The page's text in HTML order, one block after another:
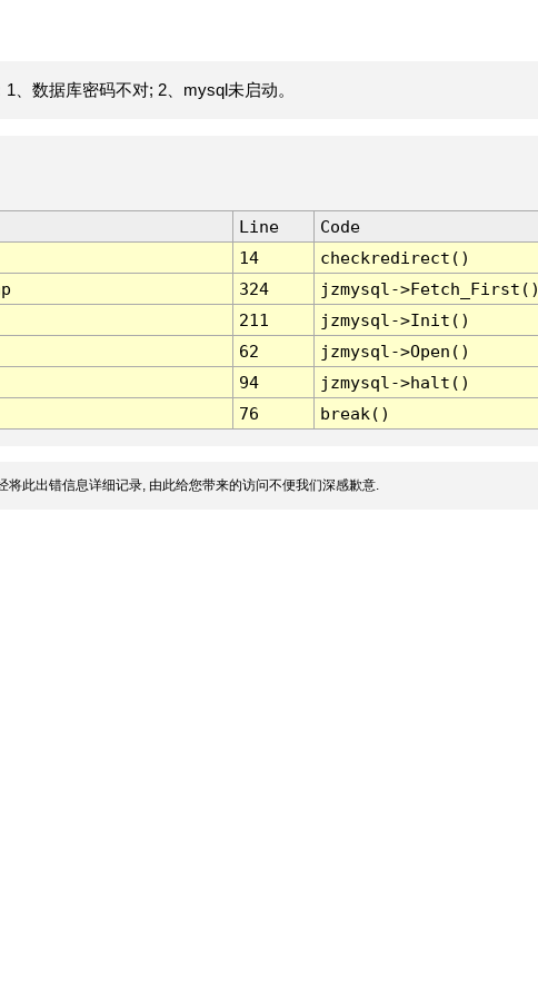
、数据库密码不对; 2、mysql未启动。
Line
Code
14
checkredirect()
324
jzmysql-
211
jzmysql->Init()
62
jzmysql->Open()
94
jzmysql->halt()
76 break()
将此出错信息详细记录, 由此给您带来的访问不便我们深感歉意.